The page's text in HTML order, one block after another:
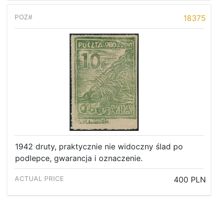
18375
1942 druty, praktycznie nie widoczny ślad po
podlepce, gwarancja i oznaczenie.
400 PLN